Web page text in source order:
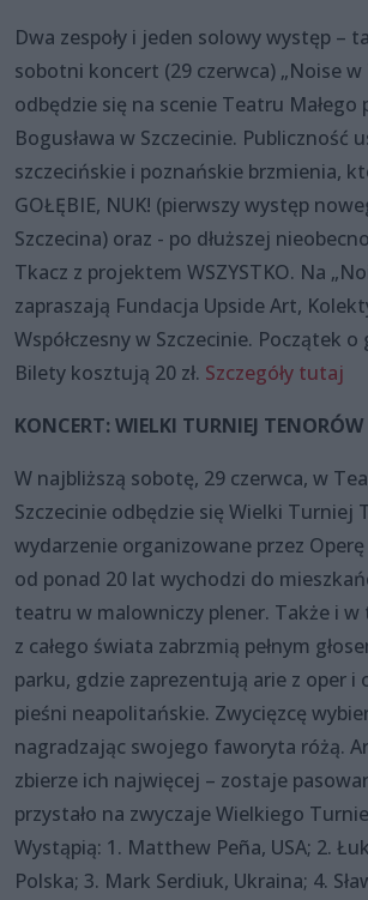
Dwa zespoły i jeden solowy występ –
sobotni koncert (29 czerwca) „Noise
odbędzie się na scenie Teatru Małego
Bogusława w Szczecinie. Publiczność
szczecińskie i poznańskie brzmienia,
GOŁĘBIE, NUK! (pierwszy występ
Szczecina) oraz - po dłuższej
Tkacz z projektem WSZYSTKO. Na
zapraszają Fundacja Upside Art,
Współczesny w Szczecinie. Początek o
Bilety kosztują 20 zł. Szczegóły tutaj
KONCERT: WIELKI TURNIEJ
W najbliższą sobotę, 29 czerwca, w
Szczecinie odbędzie się Wielki Turniej
wydarzenie organizowane przez
od ponad 20 lat wychodzi do
teatru w malowniczy plener. Także i
z całego świata zabrzmią pełnym
parku, gdzie zaprezentują arie z oper i
pieśni neapolitańskie. Zwycięzcę
nagradzając swojego faworyta różą.
zbierze ich najwięcej – zostaje
przystało na zwyczaje Wielkiego
Wystąpią: 1. Matthew Peña, USA; 2.
Polska; 3. Mark Serdiuk, Ukraina; 4.